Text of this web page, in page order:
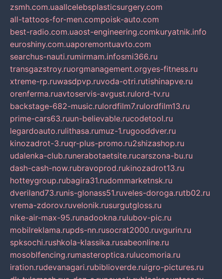
zsmh.com.uaallcelebsplasticsurgery.com
all-tattoos-for-men.compoisk-auto.com
best-radio.com.uaost-engineering.comkuryatnik.info
euroshiny.com.uaporemontuavto.com
searchus-nauti.rumirmam.infosmi366.ru
transgazstroy.ruorgmanagement.orgyes-fitness.ru
xtreme-rp.ruwasdpvp.ruvoda-otri.rutishinapve.ru
orenferma.ruavtoservis-avgust.rulord-tv.ru
backstage-682-music.rulordfilm7.rulordfilm13.ru
prime-cars63.ruun-believable.rucodetool.ru
legardoauto.rulithasa.rumuz-1.rugooddver.ru
kinozadrot-3.ruqr-plus-promo.ru2shizashop.ru
udalenka-club.runerabotaetsite.rucarszona-bu.ru
dash-cash-now.rubravoprod.rukinozadrot13.ru
hotteygroup.rubagira31.rudommarketnsk.ru
dveriland73.runis-glonass51.ruveles-doroga.rutb02.ru
vrema-zdorov.ruvelonik.rusurgutgloss.ru
nike-air-max-95.runadookna.rulubov-pic.ru
mobilreklama.rupds-nn.rusocrat2000.ruvgurin.ru
spksochi.rushkola-klassika.rusabeonline.ru
mosoblfencing.rumasteroptica.rulucomoria.ru
iration.rudevanagari.rubiblioverde.ruigro-pictures.ru